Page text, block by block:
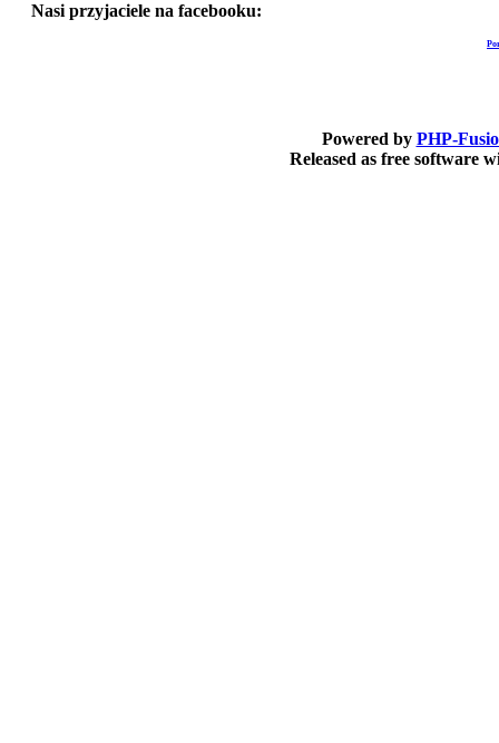
Nasi przyjaciele na facebooku:
Powered by PHP-
Released as free software